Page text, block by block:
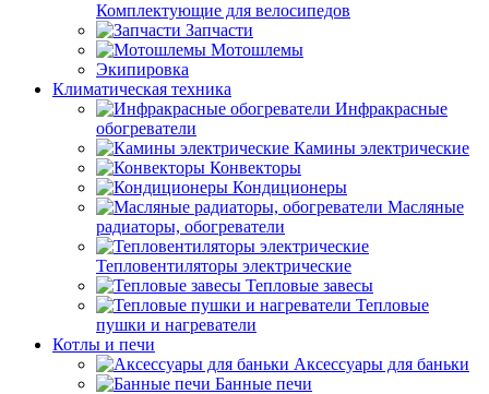
Комплектующие для велосипедов
Запчасти
Мотошлемы
Экипировка
Климатическая техника
Инфракрасные
обогреватели
Камины электрические
Конвекторы
Кондиционеры
Масляные
радиаторы, обогреватели
Тепловентиляторы электрические
Тепловые завесы
Тепловые
пушки и нагреватели
Котлы и печи
Аксессуары для баньки
Банные печи